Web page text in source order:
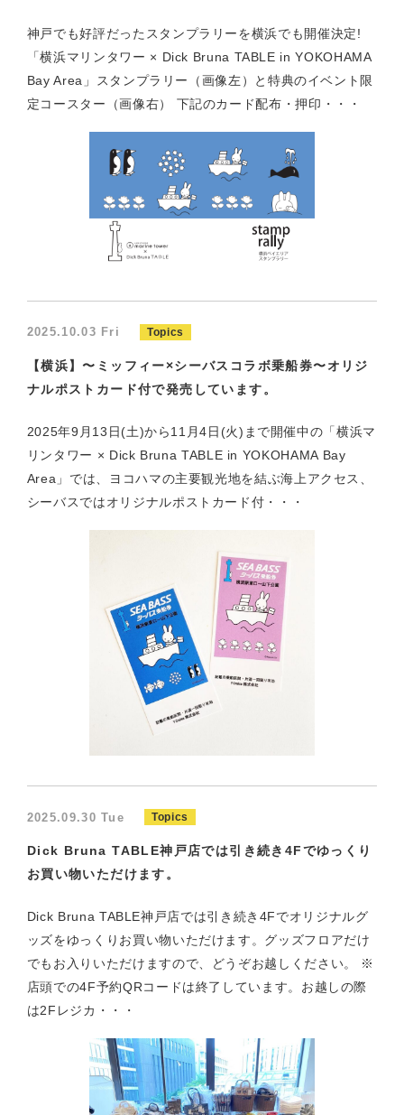
神戸でも好評だったスタンプラリーを横浜でも開催決定!
「横浜マリンタワー × Dick Bruna TABLE in YOKOHAMA
Bay Area」スタンプラリー（画像左）と特典のイベント限
定コースター（画像右） 下記のカード配布・押印・・・
2025.10.03 Fri Topics
【横浜】〜ミッフィー×シーバスコラボ乗船券〜オリジ
ナルポストカード付で発売しています。
2025年9月13日(土)から11月4日(火)まで開催中の「横浜マ
リンタワー × Dick Bruna TABLE in YOKOHAMA Bay
Area」では、ヨコハマの主要観光地を結ぶ海上アクセス、
シーバスではオリジナルポストカード付・・・
2025.09.30 Tue Topics
Dick Bruna TABLE神戸店では引き続き4Fでゆっくり
お買い物いただけます。
Dick Bruna TABLE神戸店では引き続き4Fでオリジナルグ
ッズをゆっくりお買い物いただけます。グッズフロアだけ
でもお入りいただけますので、どうぞお越しください。 ※
店頭での4F予約QRコードは終了しています。お越しの際
は2Fレジカ・・・